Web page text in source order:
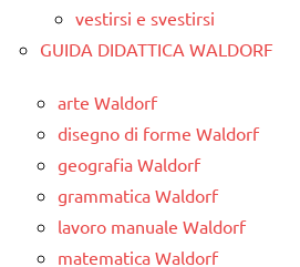
vestirsi e svestirsi
GUIDA DIDATTICA WALDORF
arte Waldorf
disegno di forme Waldorf
geografia Waldorf
grammatica Waldorf
lavoro manuale Waldorf
matematica Waldorf